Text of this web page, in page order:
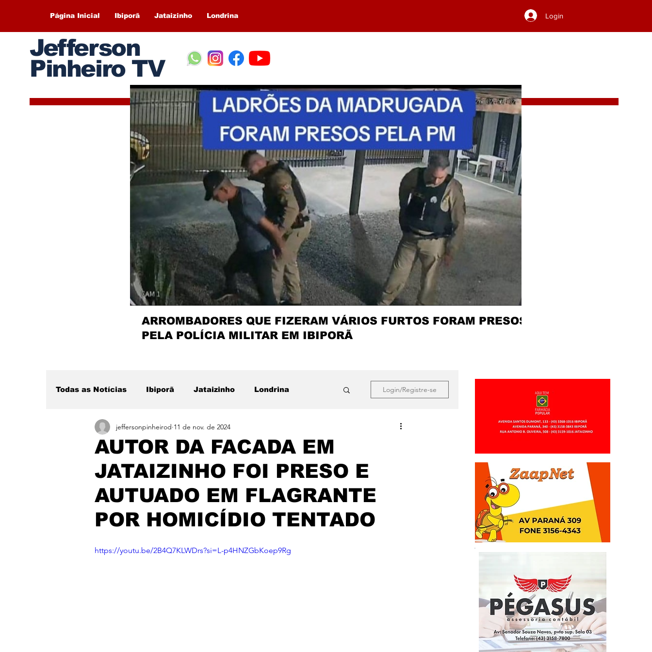
Página Inicial Ibiporã Jataizinho Londrina Login
Jefferson
Pinheiro TV
ARROMBADORES QUE FIZERAM VÁRIOS FURTOS FORAM PRESOS
PELA POLÍCIA MILITAR EM IBIPORÃ
Todas as Notícias Ibiporã Jataizinho Londrina
Região Sertanópolis Destaque
Login/Registre-se
AUTOR DA FACADA EM
JATAIZINHO FOI PRESO E
AUTUADO EM FLAGRANTE
POR HOMICÍDIO TENTADO
jeffersonpinheirod 11 de nov. de 2024
https://youtu.be/2B4Q7KLWDrs?si=L-p4HNZGbKoep9Rg